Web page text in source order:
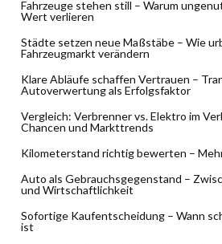
Fahrzeuge stehen still – Warum
Wert verlieren
Städte setzen neue Maßstäbe – Wie
Fahrzeugmarkt verändern
Klare Abläufe schaffen Vertrauen –
Autoverwertung als Erfolgsfaktor
Vergleich: Verbrenner vs. Elektro im
Chancen und Markttrends
Kilometerstand richtig bewerten –
Auto als Gebrauchsgegenstand –
und Wirtschaftlichkeit
Sofortige Kaufentscheidung – Wann
ist